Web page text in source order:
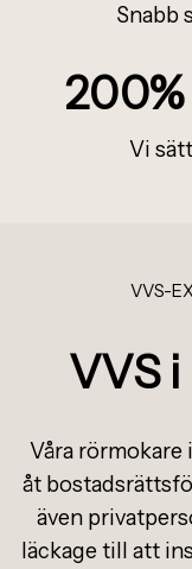
Snabb
Vi sä
VVS-
VVS
Våra rörmokare
åt
även
läckage till att